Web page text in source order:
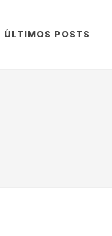
ÚLTIMOS POSTS